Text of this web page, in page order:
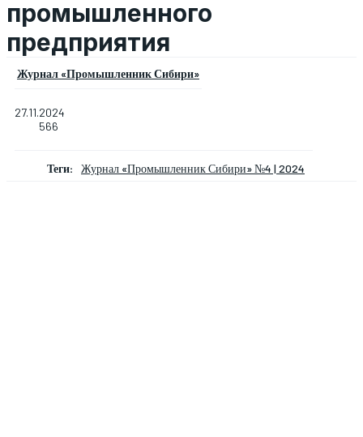
промышленного
предприятия
Журнал «Промышленник Сибири»
27.11.2024
566
Теги: Журнал «Промышленник Сибири» №4 | 2024